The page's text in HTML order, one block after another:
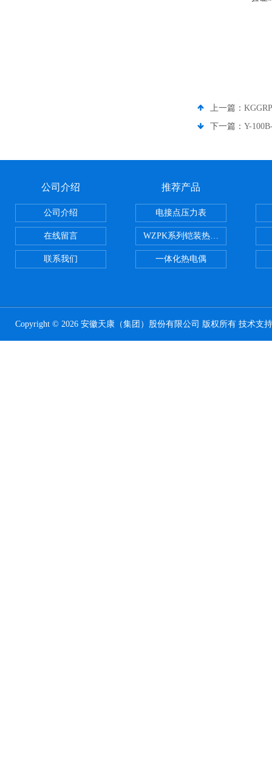
上一篇：
下一篇： Y-
公司介绍
公司介绍
在线留言
联系我们
推荐产品
电接点压力表
WZPK系列铠装热电阻
一体化热电偶
Copyright © 2026 安徽天康（集团）股份有限公司 版权所有 技术支